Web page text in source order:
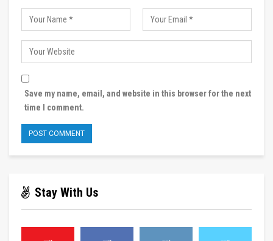
Save my name, email, and website in this browser for the next
time I comment.
Stay With Us